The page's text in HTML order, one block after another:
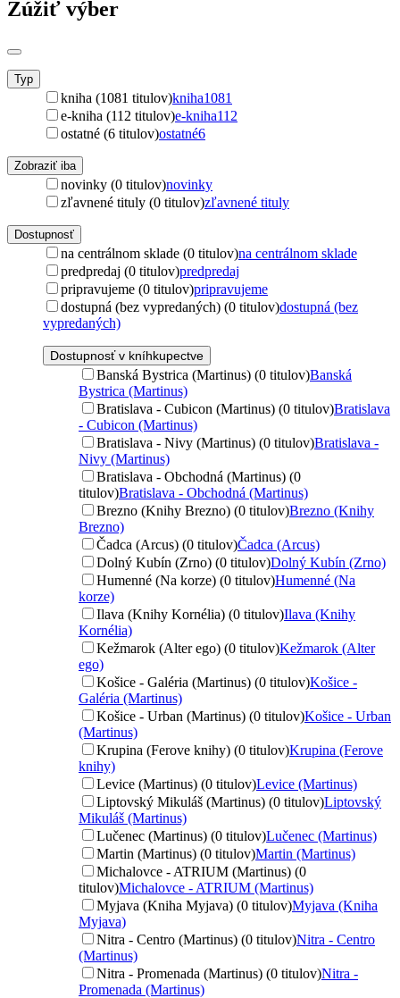
Zúžiť výber
Typ
kniha (1081 titulov)kniha1081
e-kniha (112 titulov)e-kniha112
ostatné (6 titulov)ostatné6
Zobraziť iba
novinky (0 titulov)novinky
zľavnené tituly (0 titulov)zľavnené tituly
Dostupnosť
na centrálnom sklade (0 titulov)na centrálnom sklade
predpredaj (0 titulov)predpredaj
pripravujeme (0 titulov)pripravujeme
dostupná (bez vypredaných) (0 titulov)dostupná (bez
vypredaných)
Dostupnosť v kníhkupectve
Banská Bystrica (Martinus) (0 titulov)Banská
Bystrica (Martinus)
Bratislava - Cubicon (Martinus) (0 titulov)Bratislava
- Cubicon (Martinus)
Bratislava - Nivy (Martinus) (0 titulov)Bratislava -
Nivy (Martinus)
Bratislava - Obchodná (Martinus) (0
titulov)Bratislava - Obchodná (Martinus)
Brezno (Knihy Brezno) (0 titulov)Brezno (Knihy
Brezno)
Čadca (Arcus) (0 titulov)Čadca (Arcus)
Dolný Kubín (Zrno) (0 titulov)Dolný Kubín (Zrno)
Humenné (Na korze) (0 titulov)Humenné (Na
korze)
Ilava (Knihy Kornélia) (0 titulov)Ilava (Knihy
Kornélia)
Kežmarok (Alter ego) (0 titulov)Kežmarok (Alter
ego)
Košice - Galéria (Martinus) (0 titulov)Košice -
Galéria (Martinus)
Košice - Urban (Martinus) (0 titulov)Košice - Urban
(Martinus)
Krupina (Ferove knihy) (0 titulov)Krupina (Ferove
knihy)
Levice (Martinus) (0 titulov)Levice (Martinus)
Liptovský Mikuláš (Martinus) (0 titulov)Liptovský
Mikuláš (Martinus)
Lučenec (Martinus) (0 titulov)Lučenec (Martinus)
Martin (Martinus) (0 titulov)Martin (Martinus)
Michalovce - ATRIUM (Martinus) (0
titulov)Michalovce - ATRIUM (Martinus)
Myjava (Kniha Myjava) (0 titulov)Myjava (Kniha
Myjava)
Nitra - Centro (Martinus) (0 titulov)Nitra - Centro
(Martinus)
Nitra - Promenada (Martinus) (0 titulov)Nitra -
Promenada (Martinus)